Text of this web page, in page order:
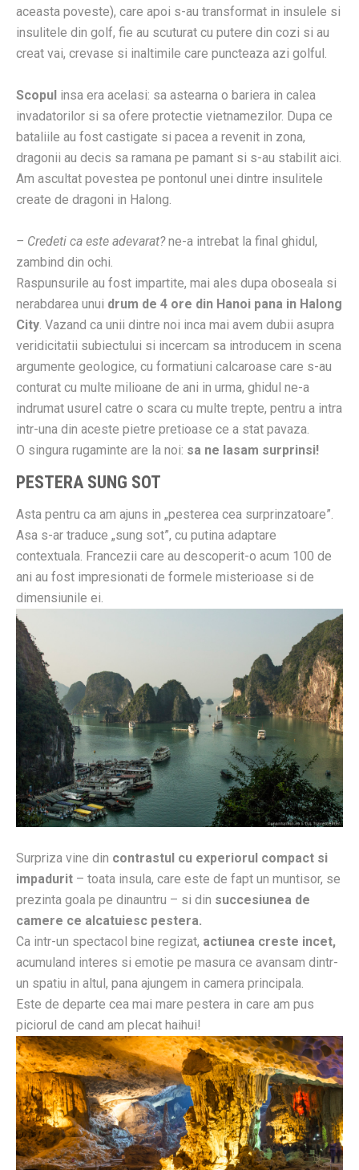
aceasta poveste), care apoi s-au transformat in insulele si
insulitele din golf, fie au scuturat cu putere din cozi si au
creat vai, crevase si inaltimile care puncteaza azi golful.
Scopul insa era acelasi: sa astearna o bariera in calea
invadatorilor si sa ofere protectie vietnamezilor. Dupa ce
bataliile au fost castigate si pacea a revenit in zona,
dragonii au decis sa ramana pe pamant si s-au stabilit aici.
Am ascultat povestea pe pontonul unei dintre insulitele
create de dragoni in Halong.
– Credeti ca este adevarat?ne-a intrebat la final ghidul,
zambind din ochi.
Raspunsurile au fost impartite, mai ales dupa oboseala si
nerabdarea unui drum de 4 ore din Hanoi pana in Halong
City. Vazand ca unii dintre noi inca mai avem dubii asupra
veridicitatii subiectului si incercam sa introducem in scena
argumente geologice, cu formatiuni calcaroase care s-au
conturat cu multe milioane de ani in urma, ghidul ne-a
indrumat usurel catre o scara cu multe trepte, pentru a intra
intr-una din aceste pietre pretioase ce a stat pavaza.
O singura rugaminte are la noi: sa ne lasam surprinsi!
PESTERA SUNG SOT
Asta pentru ca am ajuns in „pesterea cea surprinzatoare”.
Asa s-ar traduce „sung sot”, cu putina adaptare
contextuala. Francezii care au descoperit-o acum 100 de
ani au fost impresionati de formele misterioase si de
dimensiunile ei.
Surpriza vine din contrastul cu experiorul compact si
impadurit – toata insula, care este de fapt un muntisor, se
prezinta goala pe dinauntru – si din succesiunea de
camere ce alcatuiesc pestera.
Ca intr-un spectacol bine regizat, actiunea creste incet,
acumuland interes si emotie pe masura ce avansam dintr-
un spatiu in altul, pana ajungem in camera principala.
Este de departe cea mai mare pestera in care am pus
piciorul de cand am plecat haihui!